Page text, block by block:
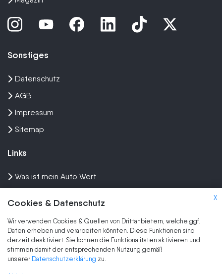
X
Cookies & Datenschutz
Wir verwenden Cookies & Quellen von Drittanbietern, welche ggf.
Daten erheben und verarbeiten könnten. Diese Funktionen sind
derzeit deaktiviert. Sie können die Funktionalitäten aktivieren und
stimmen damit der entsprechenden Nutzung gemäß
unserer Datenschutzerklärung zu.
Sonstiges
Datenschutz
AGB
Impressum
Sitemap
Links
Was ist mein Auto Wert
Wir kaufen dein Auto
Marken